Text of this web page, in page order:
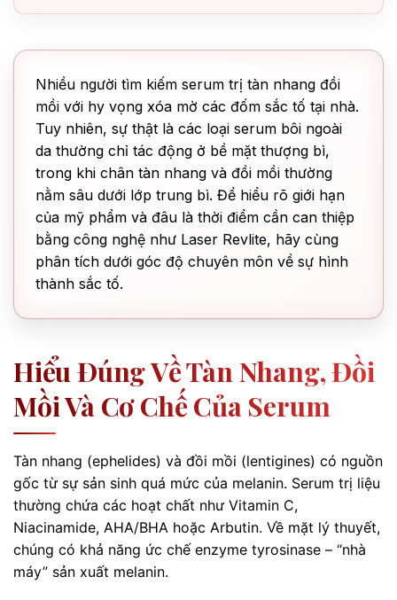
Nhiều người tìm kiếm serum trị tàn nhang đồi
mồi với hy vọng xóa mờ các đốm sắc tố tại nhà.
Tuy nhiên, sự thật là các loại serum bôi ngoài
da thường chỉ tác động ở bề mặt thượng bì,
trong khi chân tàn nhang và đồi mồi thường
nằm sâu dưới lớp trung bì. Để hiểu rõ giới hạn
của mỹ phẩm và đâu là thời điểm cần can thiệp
bằng công nghệ như Laser Revlite, hãy cùng
phân tích dưới góc độ chuyên môn về sự hình
thành sắc tố.
Hiểu Đúng Về Tàn Nhang, Đồi
Mồi Và Cơ Chế Của Serum
Tàn nhang (ephelides) và đồi mồi (lentigines) có nguồn
gốc từ sự sản sinh quá mức của melanin. Serum trị liệu
thường chứa các hoạt chất như Vitamin C,
Niacinamide, AHA/BHA hoặc Arbutin. Về mặt lý thuyết,
chúng có khả năng ức chế enzyme tyrosinase – “nhà
máy” sản xuất melanin.